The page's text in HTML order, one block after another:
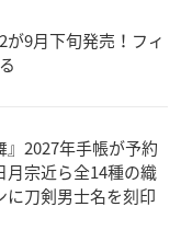
が9月下旬発売！フィ
』2027年手帳が予約
月宗近ら全14種の織
に刀剣男士名を刻印